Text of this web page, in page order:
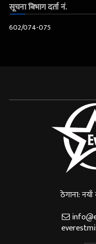
सूचना बिभाग दर्ता नं.
602/074-075
ठेगाना: